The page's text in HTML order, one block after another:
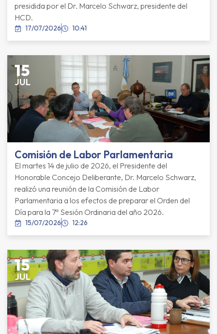
presidida por el Dr. Marcelo Schwarz, presidente del
HCD.
17/07/2026 10:41
15
JUL
Comisión de Labor Parlamentaria
El martes 14 de julio de 2026, el Presidente del
Honorable Concejo Deliberante, Dr. Marcelo Schwarz,
realizó una reunión de la Comisión de Labor
Parlamentaria a los efectos de preparar el Orden del
Día para la 7ª Sesión Ordinaria del año 2026.
15/07/2026 12:26
15
JUL